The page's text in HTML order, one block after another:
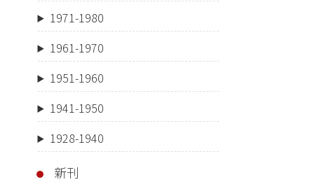
1971-1980
1961-1970
1951-1960
1941-1950
1928-1940
新刊